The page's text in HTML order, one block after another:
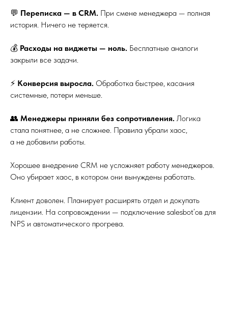
💬 Переписка — в CRM. При смене менеджера — полная
история. Ничего не теряется.
💰 Расходы на виджеты — ноль. Бесплатные аналоги
закрыли все задачи.
⚡ Конверсия выросла. Обработка быстрее, касания
системные, потери меньше.
👥 Менеджеры приняли без сопротивления. Логика
стала понятнее, а не сложнее. Правила убрали хаос,
а не добавили работы.
Хорошее внедрение CRM не усложняет работу менеджеров.
Оно убирает хаос, в котором они вынуждены работать.
Клиент доволен. Планирует расширять отдел и докупать
лицензии. На сопровождении — подключение salesbot’ов для
NPS и автоматического прогрева.